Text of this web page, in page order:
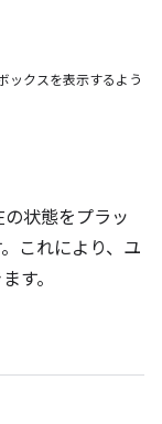
ックスを表示するよう
状態をプラッ
これにより、ユ
す。